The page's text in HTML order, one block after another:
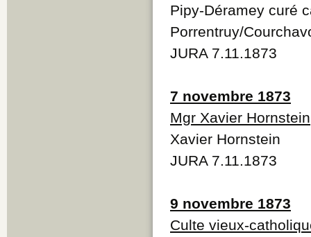
Pipy-Déramey curé
Porrentruy/
JURA 7.11.1873
7 novembre 1873
Mgr Xavier Hornstein
Xavier Hornstein
JURA 7.11.1873
9 novembre 1873
Culte vieux-